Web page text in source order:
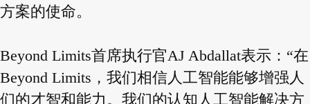
方案的使命。
Beyond Limits首席执行官AJ Abdallat表示：“在
Beyond Limits，我们相信人工智能能够增强人
们的才智和能力。我们的认知人工智能解决方